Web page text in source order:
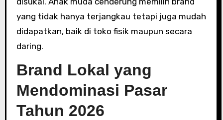
yang tidak hanya terjangkau tetapi juga mudah
didapatkan, baik di toko fisik maupun secara
daring.
Brand Lokal yang
Mendominasi Pasar
Tahun 2026